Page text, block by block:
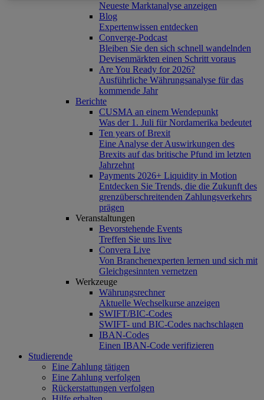
Neueste Marktanalyse anzeigen
Blog
Expertenwissen entdecken
Converge-Podcast
Bleiben Sie den sich schnell wandelnden
Devisenmärkten einen Schritt voraus
Are You Ready for 2026?
Ausführliche Währungsanalyse für das
kommende Jahr
Berichte
CUSMA an einem Wendepunkt
Was der 1. Juli für Nordamerika bedeutet
Ten years of Brexit
Eine Analyse der Auswirkungen des
Brexits auf das britische Pfund im letzten
Jahrzehnt
Payments 2026+ Liquidity in Motion
Entdecken Sie Trends, die die Zukunft des
grenzüberschreitenden Zahlungsverkehrs
prägen
Veranstaltungen
Bevorstehende Events
Treffen Sie uns live
Convera Live
Von Branchenexperten lernen und sich mit
Gleichgesinnten vernetzen
Werkzeuge
Währungsrechner
Aktuelle Wechselkurse anzeigen
SWIFT/BIC-Codes
SWIFT- und BIC-Codes nachschlagen
IBAN-Codes
Einen IBAN-Code verifizieren
Studierende
Eine Zahlung tätigen
Eine Zahlung verfolgen
Rückerstattungen verfolgen